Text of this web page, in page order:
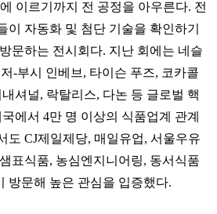
이르기까지 전 공정을 아우른다. 전
이 자동화 및 첨단 기술을 확인하기
방문하는 전시회다. 지난 회에는 네슬
-부시 인베브, 타이슨 푸즈, 코카콜
셔널, 락탈리스, 다논 등 글로벌 핵
에서 4만 명 이상의 식품업계
관계
도 CJ제일제당, 매일유업, 서울우유
샘표식품, 농심엔지니어링, 동서식품
방문해 높은 관심을 입증했다.